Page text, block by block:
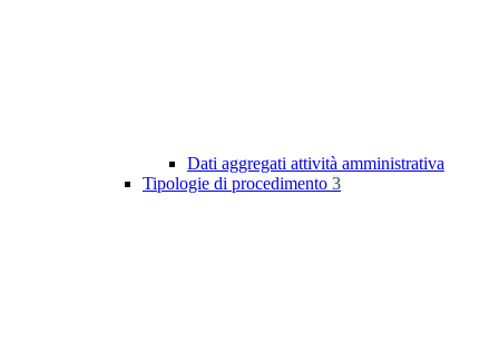
Dati aggregati attività amministrativa
Tipologie di procedimento 3